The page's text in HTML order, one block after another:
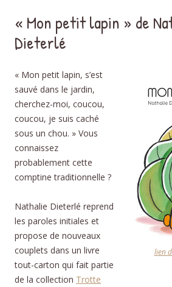
« Mon petit lapin » de
Dieterlé
lien
« Mon petit lapin, s’est
sauvé dans le jardin,
cherchez-moi, coucou,
coucou, je suis caché
sous un chou. » Vous
connaissez
probablement cette
comptine traditionnelle ?
Nathalie Dieterlé reprend
les paroles initiales et
propose de nouveaux
couplets dans un livre
tout-carton qui fait partie
de la collection Trotte